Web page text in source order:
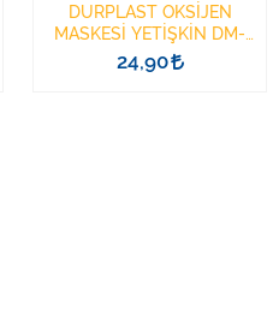
DURPLAST OKSİJEN
MASKESİ YETİŞKİN DM-
03
24,90